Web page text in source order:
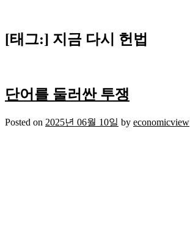
[태그:] 지금 다시 헌법
단어를 둘러싼 투쟁
Posted on 2025년 06월 10일 by economicview